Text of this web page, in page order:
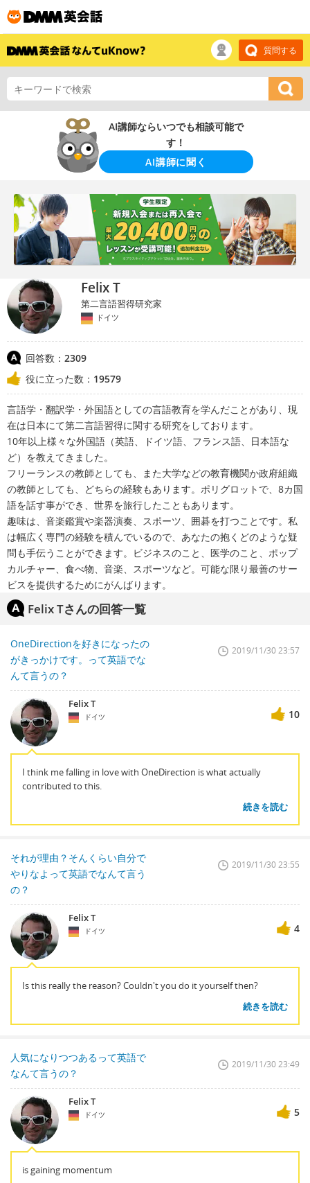
質問する
AI講師ならいつでも相談可能で
す！
AI講師に聞く
Felix T
第二言語習得研究家
ドイツ
回答数： 2309
役に立った数： 19579
言語学・翻訳学・外国語としての言語教育を学んだことがあり、現
在は日本にて第二言語習得に関する研究をしております。
10年以上様々な外国語（英語、ドイツ語、フランス語、日本語な
ど）を教えてきました。
フリーランスの教師としても、また大学などの教育機関か政府組織
の教師としても、どちらの経験もあります。ポリグロットで、8カ国
語を話す事ができ、世界を旅行したこともあります。
趣味は、音楽鑑賞や楽器演奏、スポーツ、囲碁を打つことです。私
は幅広く専門の経験を積んでいるので、あなたの抱くどのような疑
問も手伝うことができます。ビジネスのこと、医学のこと、ポップ
カルチャー、食べ物、音楽、スポーツなど。可能な限り最善のサー
ビスを提供するためにがんばります。
Felix Tさんの回答一覧
OneDirectionを好きになったの
がきっかけです。って英語でな
んて言うの？
2019/11/30 23:57
Felix T
ドイツ 10
I think me falling in love with OneDirection is what actually
contributed to this.
続きを読む
それが理由？そんくらい自分で
やりなよって英語でなんて言う
の？
2019/11/30 23:55
Felix T
ドイツ 4
Is this really the reason? Couldn't you do it yourself then?
続きを読む
人気になりつつあるって英語で
なんて言うの？
2019/11/30 23:49
Felix T
ドイツ 5
is gaining momentum